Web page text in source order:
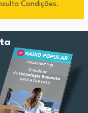
Condições.